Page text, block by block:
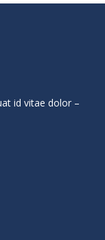
id vitae dolor –